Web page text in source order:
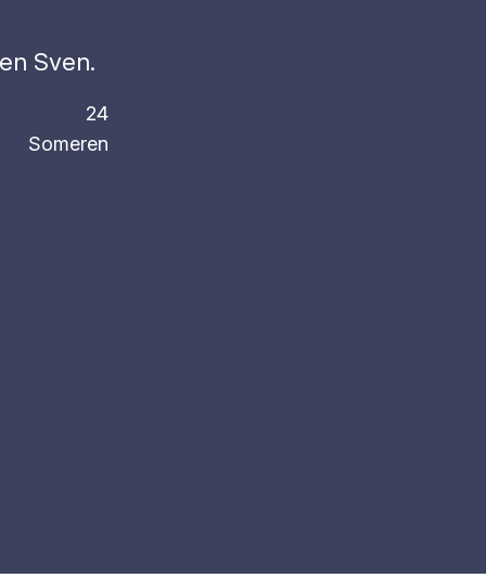
Sven.
24
Someren